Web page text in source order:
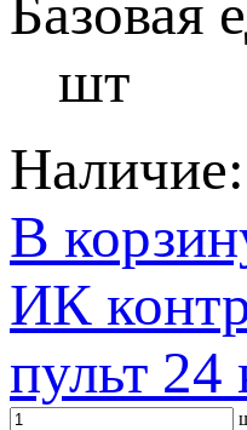
Базовая
шт
Наличие:
В
ИК
пульт 24